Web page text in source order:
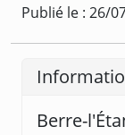
Publié le : 26/
Berre-